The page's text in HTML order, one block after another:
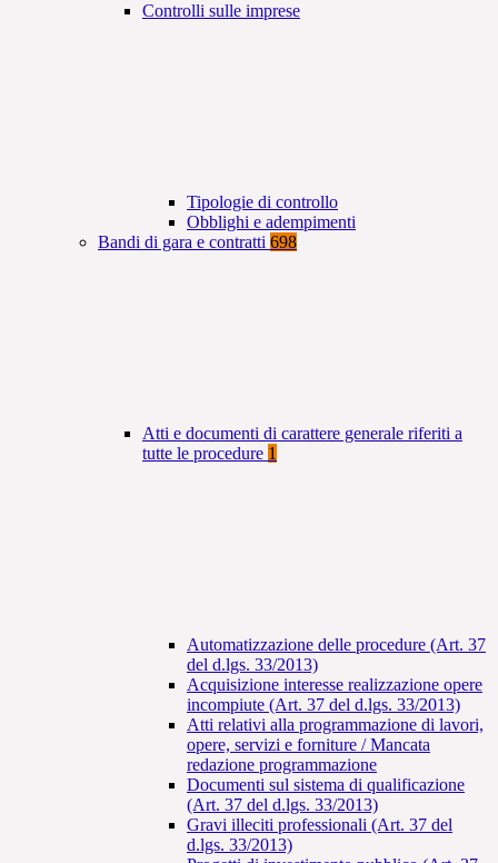
Controlli sulle imprese
Tipologie di controllo
Obblighi e adempimenti
Bandi di gara e contratti 698
Atti e documenti di carattere generale riferiti a
tutte le procedure 1
Automatizzazione delle procedure (Art. 37
del d.lgs. 33/2013)
Acquisizione interesse realizzazione opere
incompiute (Art. 37 del d.lgs. 33/2013)
Atti relativi alla programmazione di lavori,
opere, servizi e forniture / Mancata
redazione programmazione
Documenti sul sistema di qualificazione
(Art. 37 del d.lgs. 33/2013)
Gravi illeciti professionali (Art. 37 del
d.lgs. 33/2013)